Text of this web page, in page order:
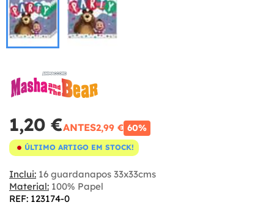
1,20 €ANTES2,99 € 60%
ÚLTIMO ARTIGO EM STOCK!
Inclui: 16 guardanapos 33x33cms
Material: 100% Papel
REF: 123174-0